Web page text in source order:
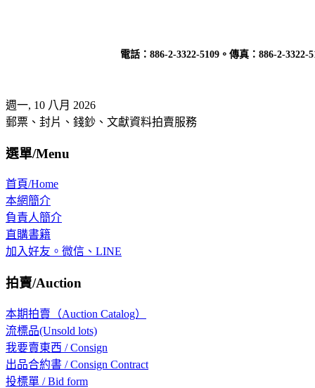
電話： 886-2-3322-5109。傳真： 886-2-3322-
週一, 10 八月 2026
郵票、封片、錢鈔、文獻資料拍賣服務
選單/Menu
首頁/Home
本網簡介
負責人簡介
直購書籍
加入好友。微信、LINE
拍賣/Auction
本期拍賣（Auction Catalog）
流標品(Unsold lots)
我要賣東西 / Consign
出品合約書 / Consign Contract
投標單 / Bid form